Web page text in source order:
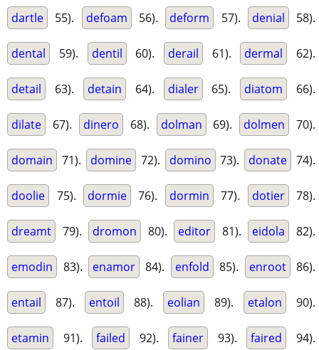
dartle 55). defoam 56). deform 57). denial 58).
dental 59). dentil 60). derail 61). dermal 62).
detail 63). detain 64). dialer 65). diatom 66).
dilate 67). dinero 68). dolman 69). dolmen 70).
domain 71). domine 72). domino 73). donate 74).
doolie 75). dormie 76). dormin 77). dotier 78).
dreamt 79). dromon 80). editor 81). eidola 82).
emodin 83). enamor 84). enfold 85). enroot 86).
entail 87). entoil 88). eolian 89). etalon 90).
etamin 91). failed 92). fainer 93). faired 94).